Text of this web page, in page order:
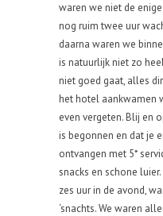
waren we niet de
nog ruim twee uur
daarna waren we
is natuurlijk niet zo
niet goed gaat, alles
het hotel aankwamen
even vergeten. Blij en
is begonnen en dat je
ontvangen met 5*
snacks en schone
zes uur in de avond,
‘snachts. We waren